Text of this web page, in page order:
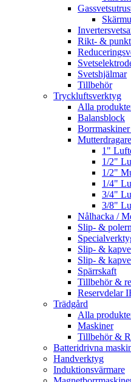
Rikt- &
Svetshjälmar
Tillbehör
Tryckluftsverktyg
Alla
Balansblock
Mutterdragare
1"
1/2"
1/2"
1/4"
3/4"
3/8"
Nålhacka /
Slip- &
Slip- &
Slip- &
Spärrskaft
Tillbehör &
Reservdelar
Trädgård
Alla
Maskiner
Tillbehör &
Batteridrivna
Handverktyg
Induktionsvärmare